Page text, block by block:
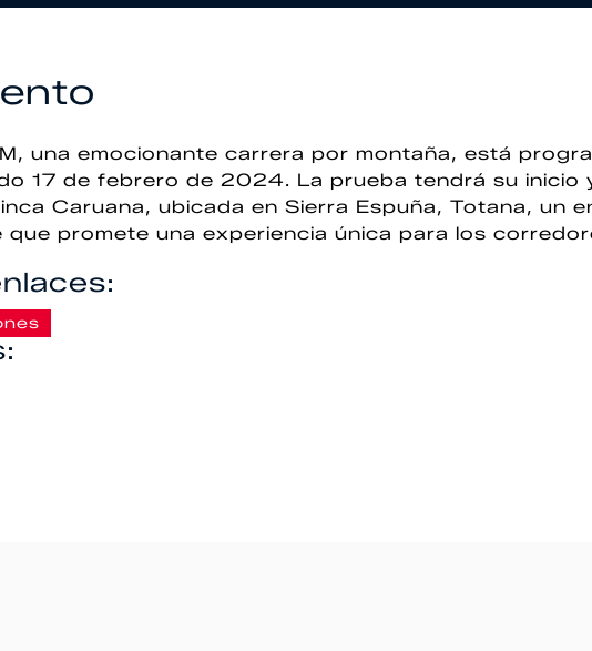
una emocionante carrera por montaña, está
17 de febrero de 2024. La prueba tendrá su inicio
Caruana, ubicada en Sierra Espuña, Totana, un
que promete una experiencia única para los